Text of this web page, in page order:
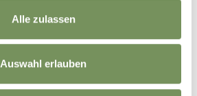
Alle zulassen
Auswahl erlauben